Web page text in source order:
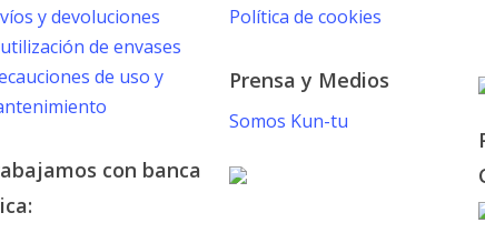
y devoluciones
de envases
de uso y
con banca
Política de cookies
Prensa y Medios
Somos Kun-tu